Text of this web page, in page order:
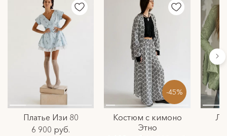
Платье Изи 80
6 900 руб.
-45%
Костюм с кимоно
Этно